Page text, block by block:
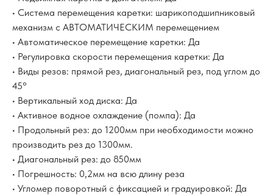
• Система перемещения каретки: шарикоподшипниковый
механизм с АВТОМАТИЧЕСКИМ перемещением
• Автоматическое перемещение каретки: Да
• Регулировка скорости перемещения каретки: Да
• Виды резов: прямой рез, диагональный рез, под углом до
45°
• Вертикальный ход диска: Да
• Активное водное охлаждение (помпа): Да
• Продольный рез: до 1200мм при необходимости можно
производить рез до 1300мм.
• Диагональный рез: до 850мм
• Погрешность: 0,2мм на всю длину реза
• Угломер поворотный с фиксацией и градуировкой: Да